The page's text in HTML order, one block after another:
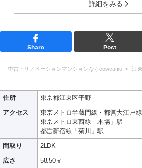
詳細をみる
Share Post
中古・リノベーションマンションならcowcamo 江
住所
東京都江東区平野
アクセス
東京メトロ半蔵門線・都営大江戸
東京メトロ東西線「木場」駅
都営新宿線「菊川」駅
間取り
2LDK
広さ
58.50㎡